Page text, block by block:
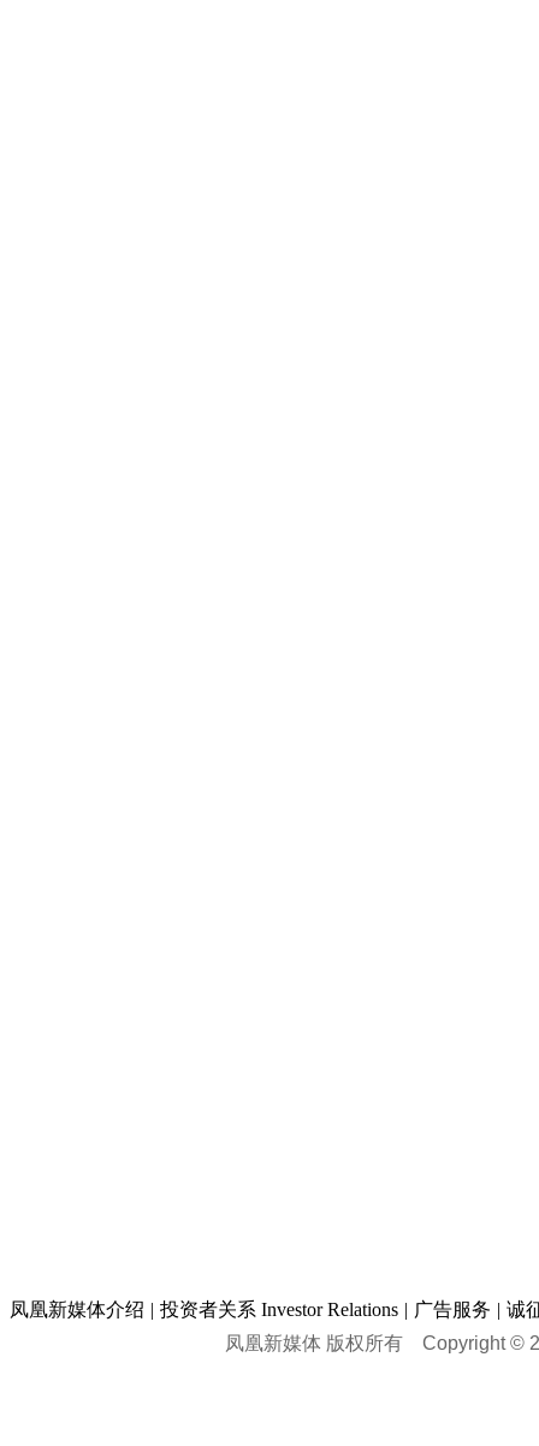
凤凰新媒体介绍 | 投资者关系 Investor Relations | 广告服务 | 诚
凤凰新媒体 版权所有 Copyright ©